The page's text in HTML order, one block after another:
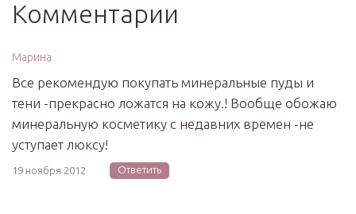
Комментарии
Марина
Все рекомендую покупать минеральные пуды и
тени -прекрасно ложатся на кожу.! Вообще обожаю
минеральную косметику с недавних времен -не
уступает люксу!
19 ноября 2012 Ответить